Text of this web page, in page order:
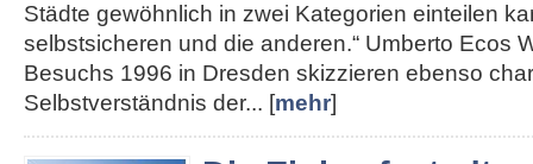
Städte gewöhnlich in zwei Kategorien einteilen
selbstsicheren und die anderen.“ Umberto Ecos
Besuchs 1996 in Dresden skizzieren ebenso
Selbstverständnis der... [mehr]